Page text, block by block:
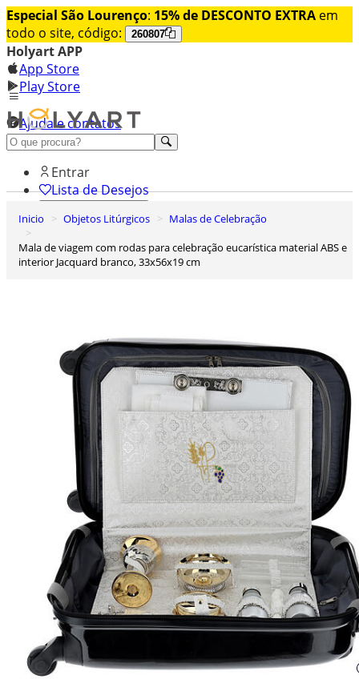
Especial São Lourenço: 15% de DESCONTO EXTRA em
todo o site, código:
260807
Holyart APP
App Store
Play Store
Ajuda e contatos
Conheça premium
Entrar
Lista de Desejos
0
Inicio Objetos Litúrgicos
Malas de Celebração
Mala de viagem com rodas para celebração eucarística material ABS e
interior Jacquard branco, 33x56x19 cm